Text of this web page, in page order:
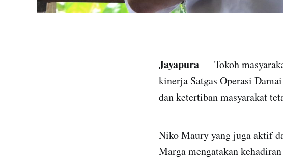
Jayapura— Tokoh
kinerja Satgas Operasi
dan ketertiban masyarakat
Niko Maury yang juga aktif
Marga mengatakan